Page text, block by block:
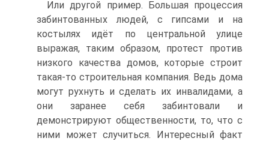
Или другой пример. Большая процессия
забинтованных людей, с гипсами и на
костылях идёт по центральной улице
выражая, таким образом, протест против
низкого качества домов, которые строит
такая-то строительная компания. Ведь дома
могут рухнуть и сделать их инвалидами, а
они заранее себя забинтовали и
демонстрируют общественности, то, что с
ними может случиться. Интересный факт